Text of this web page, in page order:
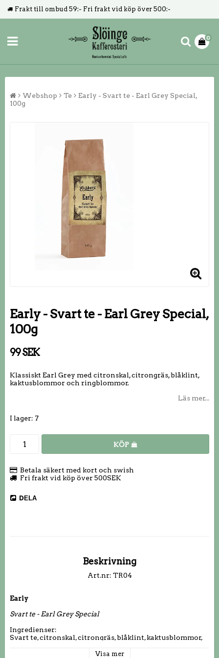
Frakt till ombud 59:- Fri frakt vid köp över 500:-
0
Webshop Te
Early - Svart te - Earl Grey Special,
100g
Early - Svart te - Earl Grey Special,
100g
99 SEK
Klassiskt Earl Grey med citronskal, citrongräs, blåklint,
kaktusblommor och ringblommor.
Läs mer...
I lager: 7
KÖP
Betala säkert med kort och swish
Fri frakt vid köp över 500SEK
DELA
Beskrivning
Art.nr: TR04
Early
Svart te - Earl Grey Special
Ingredienser:
Svart te, citronskal, citrongräs, blåklint, kaktusblommor,
Visa mer